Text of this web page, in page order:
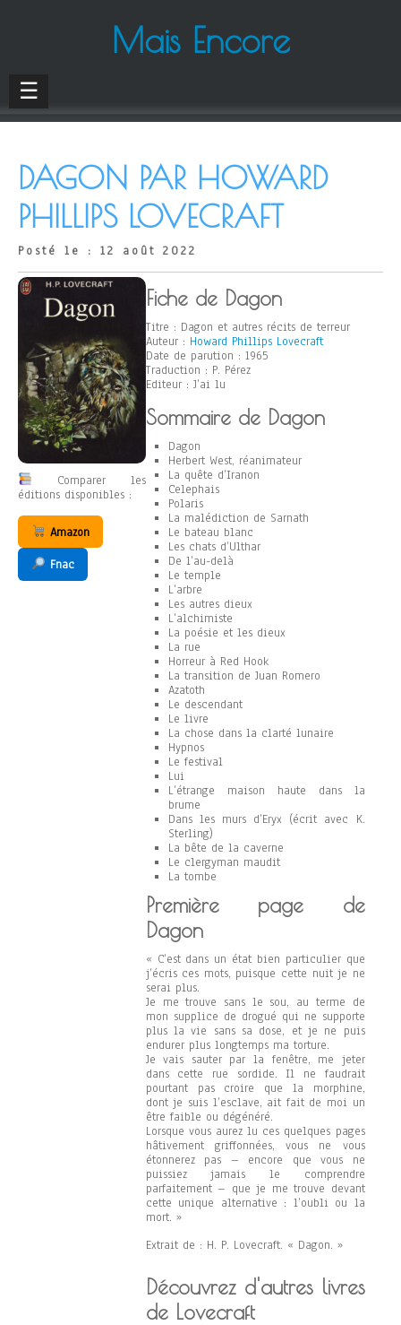
Mais Encore
☰
DAGON PAR HOWARD
PHILLIPS LOVECRAFT
Posté le : 12 août 2022
Comparer les
éditions disponibles :
Amazon
Fnac
Fiche de Dagon
Titre : Dagon et autres récits de terreur
Auteur : Howard Phillips Lovecraft
Date de parution : 1965
Traduction : P. Pérez
Editeur : J’ai lu
Sommaire de Dagon
Dagon
Herbert West, réanimateur
La quête d’Iranon
Celephais
Polaris
La malédiction de Sarnath
Le bateau blanc
Les chats d’Ulthar
De l’au-delà
Le temple
L’arbre
Les autres dieux
L’alchimiste
La poésie et les dieux
La rue
Horreur à Red Hook
La transition de Juan Romero
Azatoth
Le descendant
Le livre
La chose dans la clarté lunaire
Hypnos
Le festival
Lui
L’étrange maison haute dans la
brume
Dans les murs d’Eryx (écrit avec K.
Sterling)
La bête de la caverne
Le clergyman maudit
La tombe
Première page de
Dagon
« C’est dans un état bien particulier que
j’écris ces mots, puisque cette nuit je ne
serai plus.
Je me trouve sans le sou, au terme de
mon supplice de drogué qui ne supporte
plus la vie sans sa dose, et je ne puis
endurer plus longtemps ma torture.
Je vais sauter par la fenêtre, me jeter
dans cette rue sordide. Il ne faudrait
pourtant pas croire que la morphine,
dont je suis l’esclave, ait fait de moi un
être faible ou dégénéré.
Lorsque vous aurez lu ces quelques pages
hâtivement griffonnées, vous ne vous
étonnerez pas – encore que vous ne
puissiez jamais le comprendre
parfaitement – que je me trouve devant
cette unique alternative : l’oubli ou la
mort. »
Extrait de : H. P. Lovecraft. « Dagon. »
Découvrez d'autres livres
de Lovecraft